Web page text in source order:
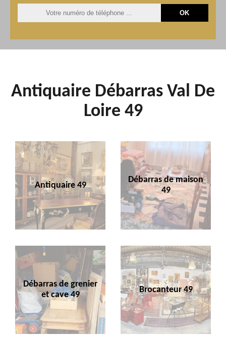
Antiquaire Débarras Val De
Loire 49
Antiquaire 49
Débarras de maison
49
Débarras de grenier
et cave 49
Brocanteur 49